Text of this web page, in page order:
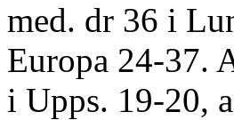
med. dr 36 i
Europa 24-37.
i Upps. 19-20,